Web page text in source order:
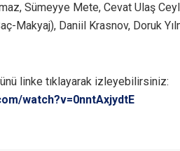
Sümeyye Mete, Cevat Ulaş
Makyaj), Daniil Krasnov, Doruk
linke tıklayarak izleyebilirsiniz:
watch?v=0nntAxjydtE